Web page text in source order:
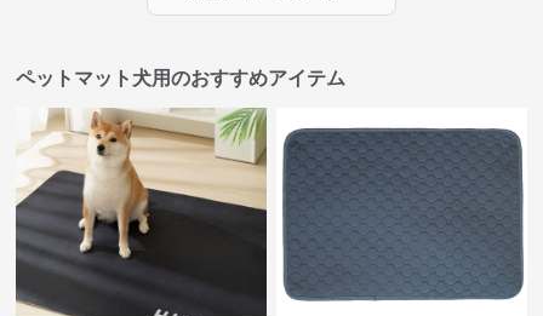
ペットマット犬用のおすすめアイテム